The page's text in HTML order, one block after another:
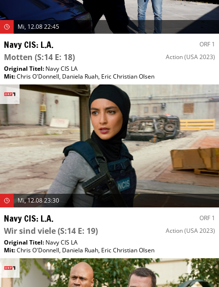
Mi, 12.08 22:45
Navy CIS: L.A. ORF 1
Motten (S:14 E: 18) Action(USA 2023)
Original Titel: Navy CIS LA
Mit:Chris O'Donnell, Daniela Ruah, Eric Christian Olsen
Mi, 12.08 23:30
Navy CIS: L.A. ORF 1
Wir sind viele(S:14 E: 19) Action(USA 2023)
Original Titel: Navy CIS LA
Mit:Chris O'Donnell, Daniela Ruah, Eric Christian Olsen